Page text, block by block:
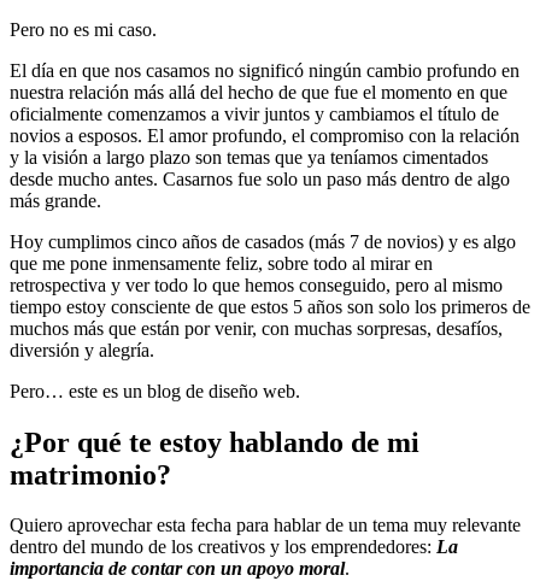
Pero no es mi caso.
El día en que nos casamos no significó ningún cambio profundo en
nuestra relación más allá del hecho de que fue el momento en que
oficialmente comenzamos a vivir juntos y cambiamos el título de
novios a esposos. El amor profundo, el compromiso con la relación
y la visión a largo plazo son temas que ya teníamos cimentados
desde mucho antes. Casarnos fue solo un paso más dentro de algo
más grande.
Hoy cumplimos cinco años de casados (más 7 de novios) y es algo
que me pone inmensamente feliz, sobre todo al mirar en
retrospectiva y ver todo lo que hemos conseguido, pero al mismo
tiempo estoy consciente de que estos 5 años son solo los primeros de
muchos más que están por venir, con muchas sorpresas, desafíos,
diversión y alegría.
Pero… este es un blog de diseño web.
¿Por qué te estoy hablando de mi
matrimonio?
Quiero aprovechar esta fecha para hablar de un tema muy relevante
dentro del mundo de los creativos y los emprendedores: La
importancia de contar con un apoyo moral.